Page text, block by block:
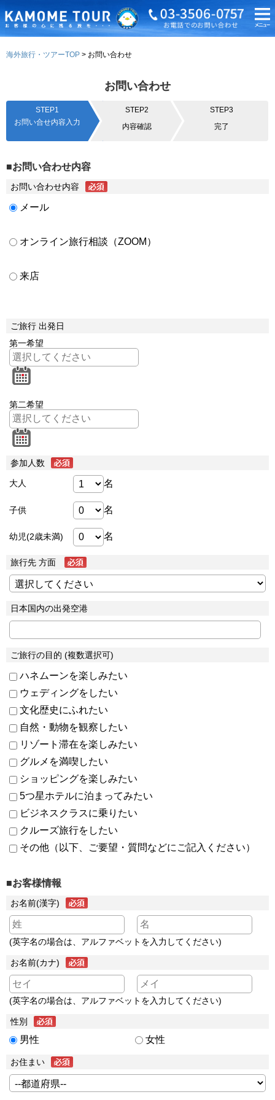
海外旅行・ツアーTOP お問い合わせ
お問い合わせ
STEP1
お問い合せ内容入力
STEP2
内容確認
STEP3
完了
■お問い合わせ内容
お問い合わせ内容
メール
オンライン旅行相談（ZOOM）
来店
ご旅行 出発日
第一希望
第二希望
参加人数
大人 名
子供 名
幼児(2歳未満) 名
旅行先 方面
日本国内の出発空港
ご旅行の目的 (複数選択可)
ハネムーンを楽しみたい
ウェディングをしたい
文化歴史にふれたい
自然・動物を観察したい
リゾート滞在を楽しみたい
グルメを満喫したい
ショッピングを楽しみたい
5つ星ホテルに泊まってみたい
ビジネスクラスに乗りたい
クルーズ旅行をしたい
その他（以下、ご要望・質問などにご記入ください）
■お客様情報
お名前(漢字)
(英字名の場合は、アルファベットを入力してください)
お名前(カナ)
(英字名の場合は、アルファベットを入力してください)
性別
男性 女性
お住まい